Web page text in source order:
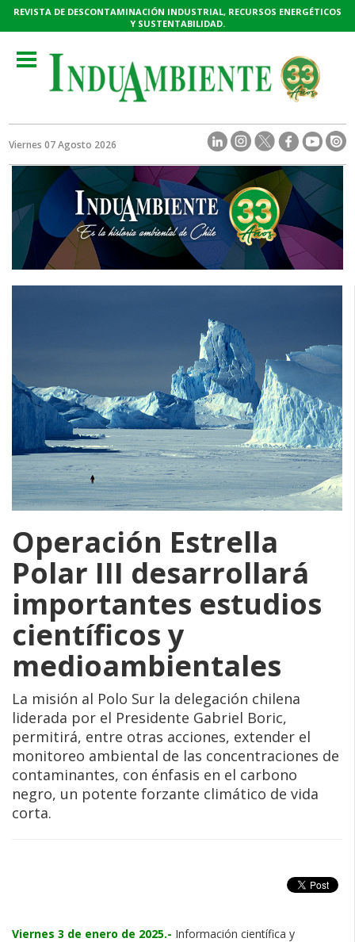
REVISTA DE DESCONTAMINACIÓN INDUSTRIAL, RECURSOS ENERGÉTICOS
Y SUSTENTABILIDAD.
Toggle
navigation
Viernes 07 Agosto 2026
Operación Estrella
Polar III desarrollará
importantes estudios
científicos y
medioambientales
La misión al Polo Sur la delegación chilena
liderada por el Presidente Gabriel Boric,
permitirá, entre otras acciones, extender el
monitoreo ambiental de las concentraciones de
contaminantes, con énfasis en el carbono
negro, un potente forzante climático de vida
corta.
Viernes 3 de enero de 2025.- Información científica y